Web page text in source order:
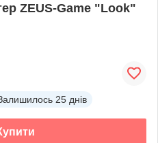
ZEUS-Game "Look"
25 днів